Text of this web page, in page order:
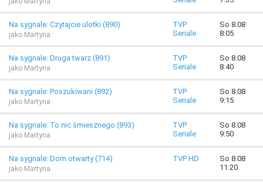
Na sygnale: Czytajcie ulotki (890)
jako Martyna
TVP
Seriale
So 8.08
8:05
Na sygnale: Druga twarz (891)
jako Martyna
TVP
Seriale
So 8.08
8:40
Na sygnale: Poszukiwani (892)
jako Martyna
TVP
Seriale
So 8.08
9:15
Na sygnale: To nic śmiesznego (893)
jako Martyna
TVP
Seriale
So 8.08
9:50
Na sygnale: Dom otwarty (714)
jako Martyna
TVP HD
So 8.08
11:20